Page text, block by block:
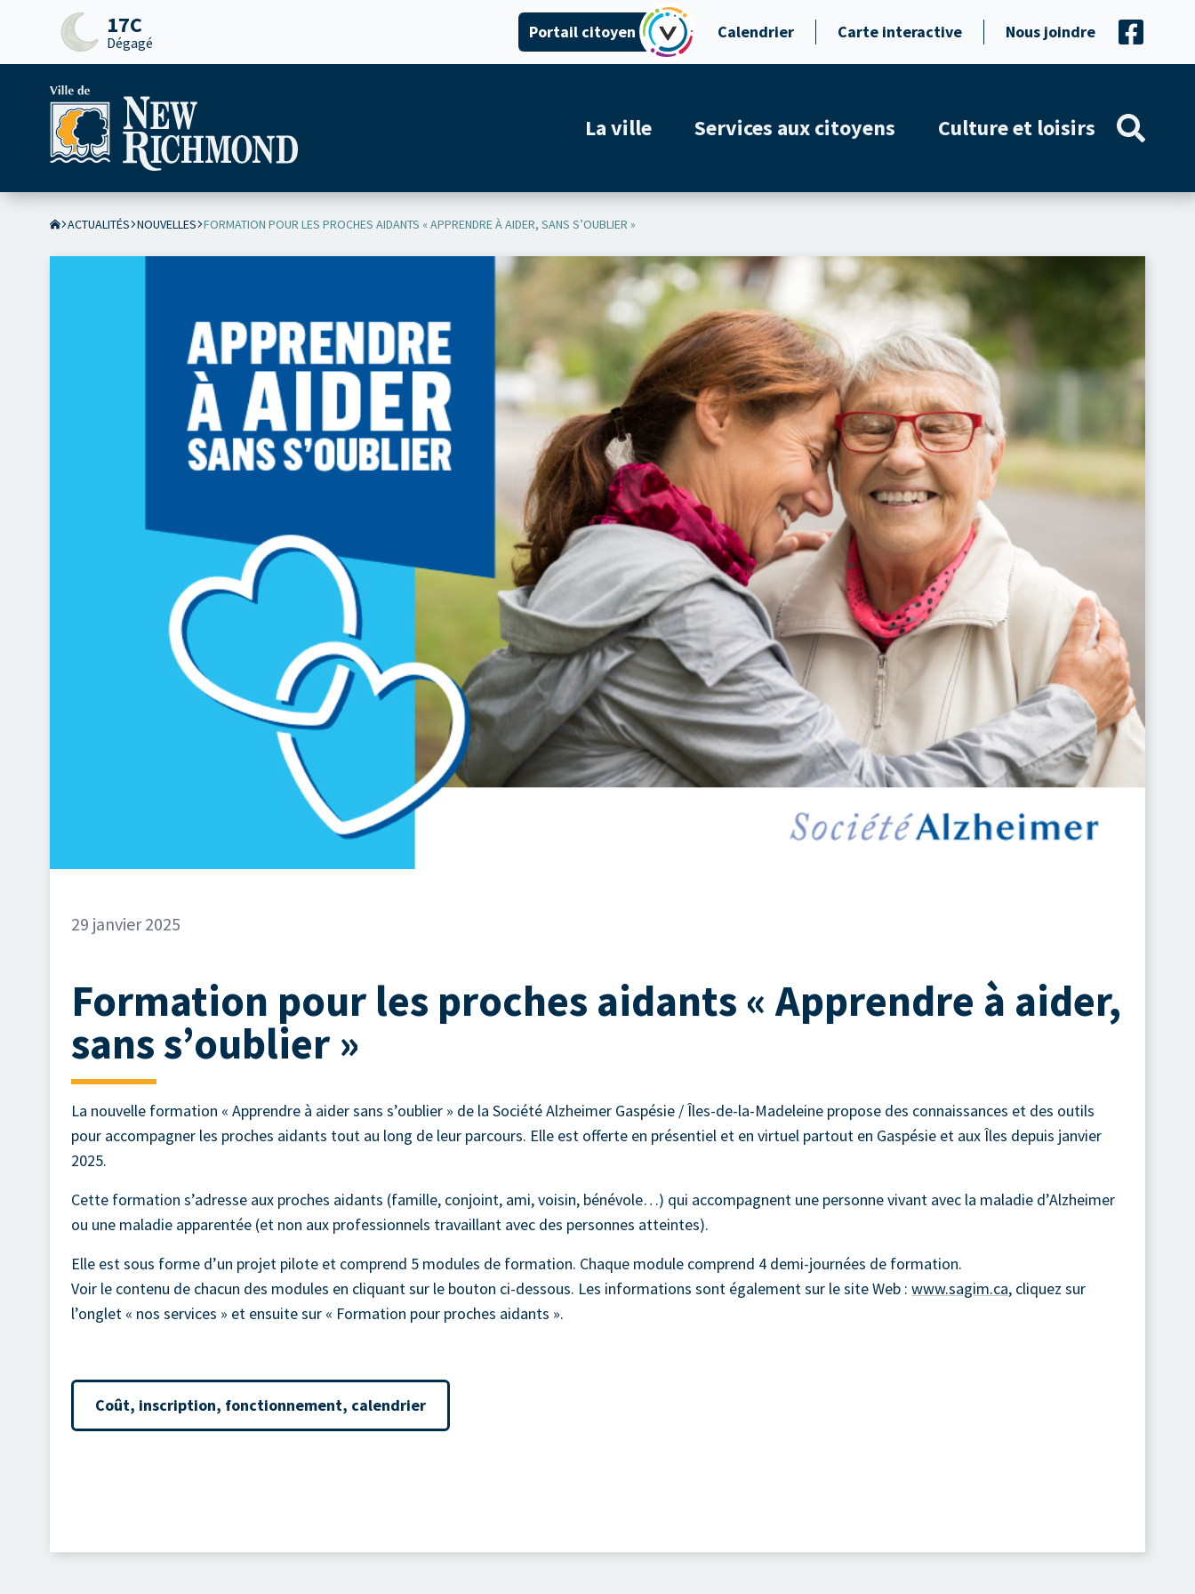
17C
Dégagé
Portail citoyen Calendrier Carte interactive Nous joindre
La ville Services aux citoyens Culture et loisirs
ACTUALITÉS NOUVELLES FORMATION POUR LES PROCHES AIDANTS « APPRENDRE À AIDER, SANS S’OUBLIER »
29 janvier 2025
Formation pour les proches aidants « Apprendre à aider,
sans s’oublier »
La nouvelle formation « Apprendre à aider sans s’oublier » de la Société Alzheimer Gaspésie / Îles-de-la-Madeleine propose des connaissances et des outils
pour accompagner les proches aidants tout au long de leur parcours. Elle est offerte en présentiel et en virtuel partout en Gaspésie et aux Îles depuis janvier
2025.
Cette formation s’adresse aux proches aidants (famille, conjoint, ami, voisin, bénévole…) qui accompagnent une personne vivant avec la maladie d’Alzheimer
ou une maladie apparentée (et non aux professionnels travaillant avec des personnes atteintes).
Elle est sous forme d’un projet pilote et comprend 5 modules de formation. Chaque module comprend 4 demi-journées de formation.
Voir le contenu de chacun des modules en cliquant sur le bouton ci-dessous. Les informations sont également sur le site Web : www.sagim.ca, cliquez sur
l’onglet « nos services » et ensuite sur « Formation pour proches aidants ».
Coût, inscription, fonctionnement, calendrier